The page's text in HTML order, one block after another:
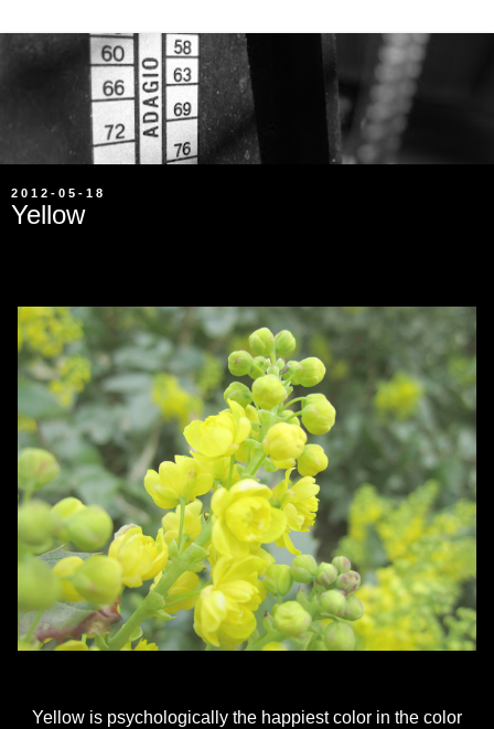
2012-05-18
Yellow
Yellow is psychologically the happiest color in the color